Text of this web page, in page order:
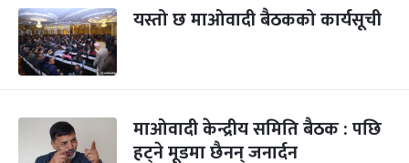
यस्तो छ माओवादी बैठकको कार्यसूची
माओवादी केन्द्रीय समिति बैठक : पछि
हट्ने मूडमा छैनन् जनार्दन